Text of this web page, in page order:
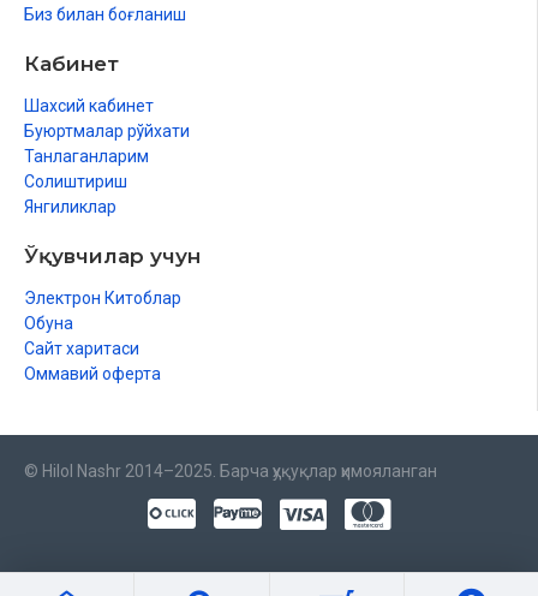
Биз билан боғланиш
Кабинет
Шахсий кабинет
Буюртмалар рўйхати
Танлаганларим
Солиштириш
Янгиликлар
Ўқувчилар учун
Электрон Китоблар
Обуна
Сайт харитаси
Оммавий оферта
© Hilol Nashr 2014–2025. Барча ҳуқуқлар ҳимояланган